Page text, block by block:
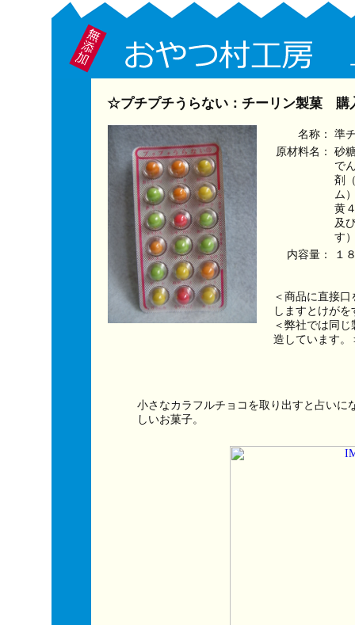
☆プチプチうらない：チーリン製菓 購
名称：
準
原材料名：
砂
で
剤
ム
黄
及
す
内容量：
１
＜商品に直接
しますとけが
＜弊社では同
造しています。
小さなカラフルチョコを取り出すと占いに
しいお菓子。